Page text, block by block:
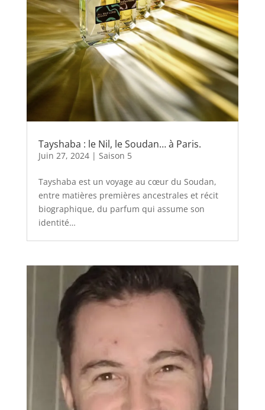
Tayshaba : le Nil, le Soudan… à Paris.
Juin 27, 2024| Saison 5
Tayshaba est un voyage au cœur du Soudan,
entre matières premières ancestrales et récit
biographique, du parfum qui assume son
identité…